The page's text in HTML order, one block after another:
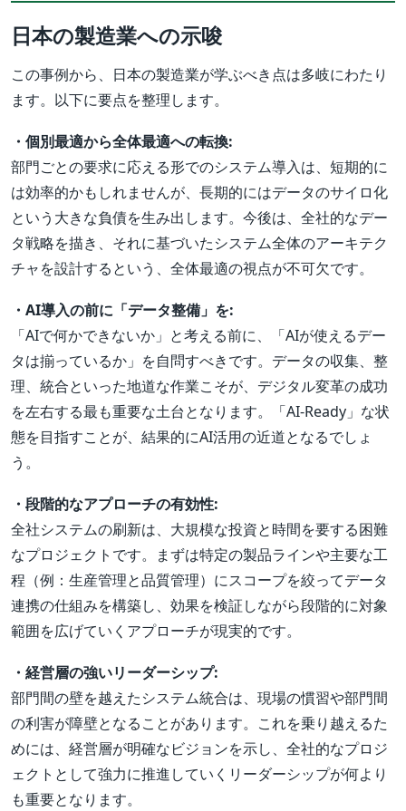
日本の製造業への示唆
この事例から、日本の製造業が学ぶべき点は多岐にわたり
ます。以下に要点を整理します。
・個別最適から全体最適への転換:
部門ごとの要求に応える形でのシステム導入は、短期的に
は効率的かもしれませんが、長期的にはデータのサイロ化
という大きな負債を生み出します。今後は、全社的なデー
タ戦略を描き、それに基づいたシステム全体のアーキテク
チャを設計するという、全体最適の視点が不可欠です。
・AI導入の前に「データ整備」を:
「AIで何かできないか」と考える前に、「AIが使えるデー
タは揃っているか」を自問すべきです。データの収集、整
理、統合といった地道な作業こそが、デジタル変革の成功
を左右する最も重要な土台となります。「AI-Ready」な状
態を目指すことが、結果的にAI活用の近道となるでしょ
う。
・段階的なアプローチの有効性:
全社システムの刷新は、大規模な投資と時間を要する困難
なプロジェクトです。まずは特定の製品ラインや主要な工
程（例：生産管理と品質管理）にスコープを絞ってデータ
連携の仕組みを構築し、効果を検証しながら段階的に対象
範囲を広げていくアプローチが現実的です。
・経営層の強いリーダーシップ:
部門間の壁を越えたシステム統合は、現場の慣習や部門間
の利害が障壁となることがあります。これを乗り越えるた
めには、経営層が明確なビジョンを示し、全社的なプロジ
ェクトとして強力に推進していくリーダーシップが何より
も重要となります。